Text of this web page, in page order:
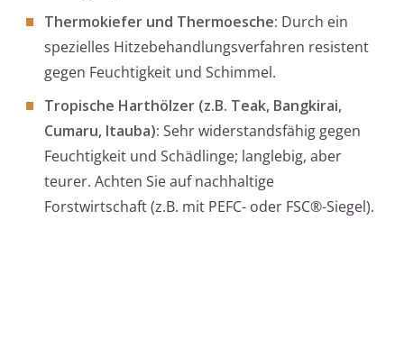
Thermokiefer und Thermoesche: Durch ein
spezielles Hitzebehandlungsverfahren resistent
gegen Feuchtigkeit und Schimmel.
Tropische Harthölzer (z.B. Teak, Bangkirai,
Cumaru, Itauba): Sehr widerstandsfähig gegen
Feuchtigkeit und Schädlinge; langlebig, aber
teurer. Achten Sie auf nachhaltige
Forstwirtschaft (z.B. mit PEFC- oder FSC®-Siegel).